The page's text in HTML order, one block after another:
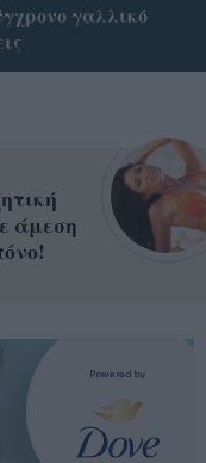
γαλλικό
άμεση